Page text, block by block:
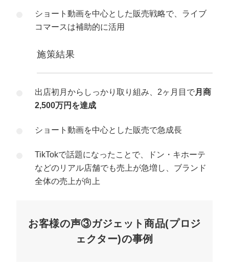
ショート動画を中心とした販売戦略で、ライブ
コマースは補助的に活用
施策結果
出店初月からしっかり取り組み、2ヶ月目で月商
2,500万円を達成
ショート動画を中心とした販売で急成長
TikTokで話題になったことで、ドン・キホーテ
などのリアル店舗でも売上が急増し、ブランド
全体の売上が向上
お客様の声③ガジェット商品(プロジ
ェクター)の事例